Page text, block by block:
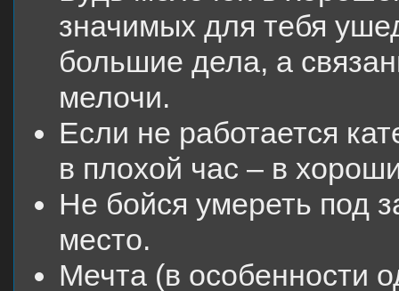
значимых для тебя
большие дела, а
мелочи.
Если не работается
в плохой час – в
Не бойся умереть под
место.
Мечта (в особенности